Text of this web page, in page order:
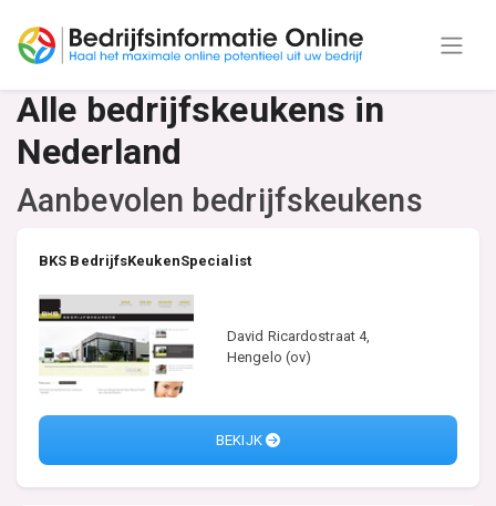
Alle bedrijfskeukens in
Nederland
Aanbevolen bedrijfskeukens
BKS BedrijfsKeukenSpecialist
David Ricardostraat 4,
Hengelo (ov)
BEKIJK